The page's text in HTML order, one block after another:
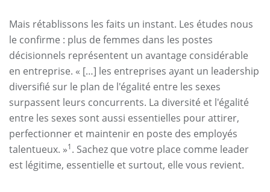
Mais rétablissons les faits un instant. Les études nous
le confirme : plus de femmes dans les postes
décisionnels représentent un avantage considérable
en entreprise. « […] les entreprises ayant un leadership
diversifié sur le plan de l'égalité entre les sexes
surpassent leurs concurrents. La diversité et l'égalité
entre les sexes sont aussi essentielles pour attirer,
perfectionner et maintenir en poste des employés
talentueux. »1. Sachez que votre place comme leader
est légitime, essentielle et surtout, elle vous revient.